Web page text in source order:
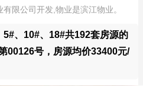
限公司开发,物业是滨江物业。
5#、10#、18#共192套房源的
00126号，房源均价33400元/